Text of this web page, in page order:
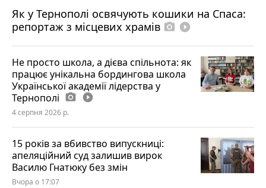
Як у Тернополі освячують кошики на Спаса:
репортаж з місцевих храмів photo_camera play_circle_filled
Не просто школа, а дієва спільнота: як
працює унікальна бордингова школа
Української академії лідерства у
Тернополі photo_camera play_circle_filled
4 серпня 2026 р.
15 років за вбивство випускниці:
апеляційний суд залишив вирок
Василю Гнатюку без змін
Вчора о 17:07